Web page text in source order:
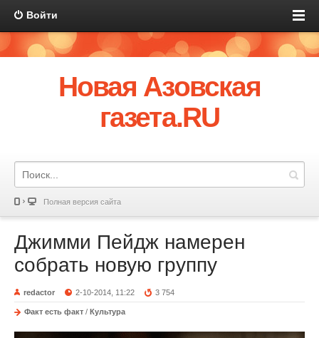
Войти
Новая Азовская
газета.RU
Полная версия сайта
Джимми Пейдж намерен
собрать новую группу
redactor 2-10-2014, 11:22 3 754
Факт есть факт / Культура